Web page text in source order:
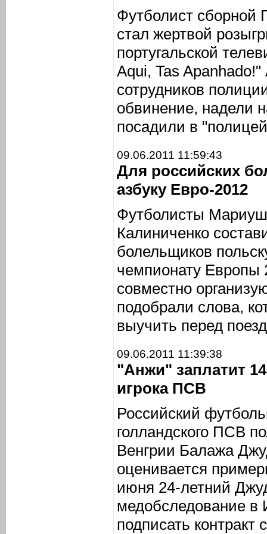
Футболист сборной
стал жертвой
португальской
Aqui, Tas
сотрудников
обвинение, надели
посадили в
09.06.2011 11:59:43
Для российских
азбуку Евро-2012
Футболисты
Калиниченко
болельщиков
чемпионату Европы
совместно
подобрали слова,
выучить перед
09.06.2011 11:39:38
"Анжи" заплатит
игрока ПСВ
Российский
голландского ПСВ
Венгрии Балажа
оценивается
июня 24-летний
медобследование
подписать контракт